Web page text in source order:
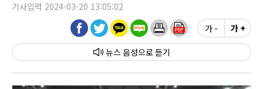
기사입력 2024-03-20 13:05:02
뉴스 음성
가 - 가 +